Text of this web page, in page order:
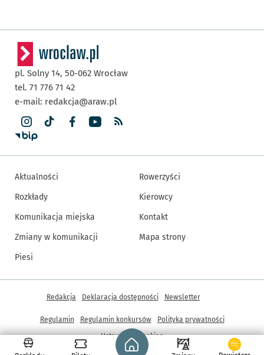
Strona główna - wroclaw.pl
pl. Solny 14, 50-062 Wrocław
tel. 71 776 71 42
e-mail: redakcja@araw.pl
Aktualności
Rozkłady
Komunikacja miejska
Zmiany w komunikacji
Piesi
Rowerzyści
Kierowcy
Kontakt
Mapa strony
Inne informacje
Redakcja Deklaracja dostępności Newsletter
Regulamin Regulamin konkursów
Polityka prywatności
Ustawienia cookies